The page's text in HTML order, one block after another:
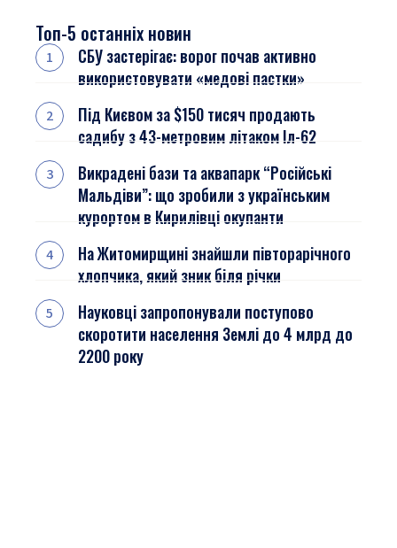
Топ-5 останніх новин
СБУ застерігає: ворог почав активно
використовувати «медові пастки»
Під Києвом за $150 тисяч продають
садибу з 43-метровим літаком Іл-62
Викрадені бази та аквапарк “Російські
Мальдіви”: що зробили з українським
курортом в Кирилівці окупанти
На Житомирщині знайшли півторарічного
хлопчика, який зник біля річки
Науковці запропонували поступово
скоротити населення Землі до 4 млрд до
2200 року